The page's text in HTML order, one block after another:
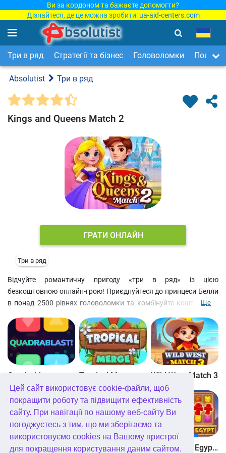
Цей сайт використовує cookie-файли, щоб
покращити роботу та підвищити ефективність
сайту. При навігації по нашому веб-сайту Ви
погоджуєтесь з тим, що ми зберігаємо та
використовуємо cookies на Вашому пристрої
для покращення користування даним сайтом.
Ви за кордоном та бажаєте допомогти?
Дізнайтеся, де це можна зробити: ua-aid-centers.com
Три в ряд Стратегії та бізнес Головоломки Пошук
Absolutist Три в ряд
Kings and Queens Match 2
ГРАТИ ОНЛАЙН
Три в ряд
Відчуйте романтичну пригоду «три в ряд» із цією
безкоштовною онлайн-грою! Приєднуйтеся до принцеси Белли
в понад 2500 рівнях головоломки та комбінуйте коштовності
більше однакових предметів, щоб очистити дошку або досягти
іншого рівня, перш ніж у вас закінчаться ходи. Створюйте
потужні бонуси, такі як бомби, молотки та стріли, щоб долати
перешкоди та досягати перемог. Виконуйте щоденні завдання,
щоб отримати додаткові винагороди. Насолоджуйтесь
яскравою мультяшною графікою та чарівною музикою, яка
оживляє королівство. Приготуйтеся до веселої пригоди «три в
ряд», повної сюрпризів!
Ще
Quadrablast Tropical Merge Wild West Match 3
Bubblez! Forest Match 4 Wonders of Egypt Match